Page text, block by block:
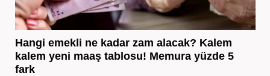
Hangi emekli ne kadar zam alacak? Kalem
kalem yeni maaş tablosu! Memura yüzde 5
fark